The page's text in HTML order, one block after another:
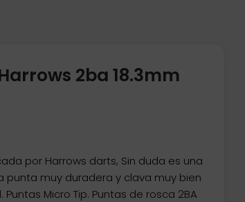
2ba 18.3mm
por Harrows darts, Sin duda es una
punta muy duradera y clava muy bien
Micro Tip. Puntas de rosca 2BA